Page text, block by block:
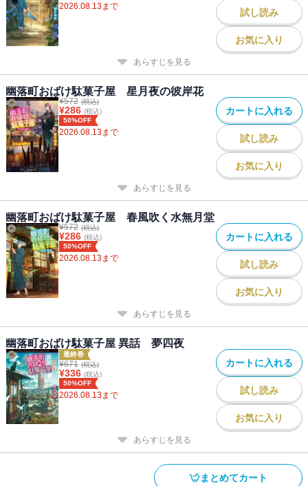
2026.08.13まで
試し読み
お気に入り
あらすじを見る
幽落町おばけ駄菓子屋 星月夜の彼岸花
¥572 (税込)
¥286 (税込)
50%OFF
2026.08.13まで
カートに入れる
試し読み
お気に入り
あらすじを見る
幽落町おばけ駄菓子屋 春風吹く水無月堂
¥572 (税込)
¥286 (税込)
50%OFF
2026.08.13まで
カートに入れる
試し読み
お気に入り
あらすじを見る
幽落町おばけ駄菓子屋 異話 夢四夜
最終巻
¥671 (税込)
¥336 (税込)
50%OFF
2026.08.13まで
カートに入れる
試し読み
お気に入り
あらすじを見る
まとめてカート